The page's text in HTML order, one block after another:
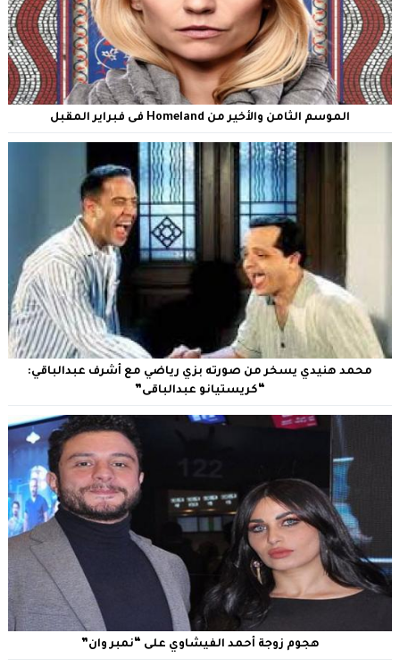
الموسم الثامن والأخير من Homeland فى فبراير المقبل
محمد هنيدي يسخر من صورته بزي رياضي مع أشرف عبدالباقي:
“كريستيانو عبدالباقى”
هجوم زوجة أحمد الفيشاوي على “نمبر وان”